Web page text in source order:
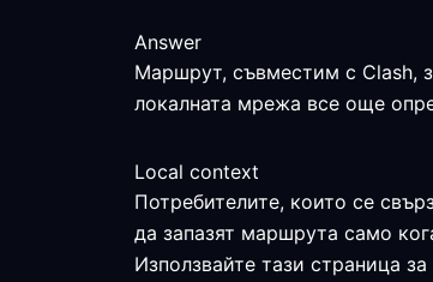
Answer
Маршрут, съвместим с Clash,
локалната мрежа все още
Local context
Потребителите, които се
да запазят маршрута само
Използвайте тази страница